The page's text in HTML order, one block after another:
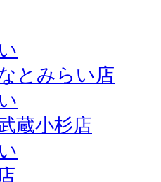
とみらい店
蔵小杉店